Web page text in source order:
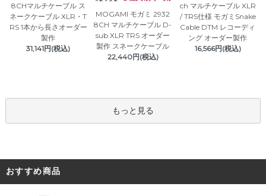
8CHマルチケーブル ス
ネークケーブル XLR・T
RS 1本から長さオーダー
製作
31,141円(税込)
MOGAMI モガミ 2932
8CH マルチケーブル D-
sub XLR TRS オーダー
製作 スネークケーブル
22,440円(税込)
ch マルチケーブル XLR
/ TRS仕様 モガミSnake
Cable DTM レコーディ
ング オーダー製作
16,566円(税込)
もっと見る
おすすめ商品